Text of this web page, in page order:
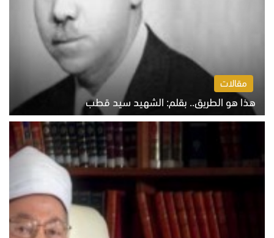
مقالات
هذا هو الطريق.. بقلم: الشهيد سيد قطب
الخميس 6 أغسطس 2026 10:52 ص